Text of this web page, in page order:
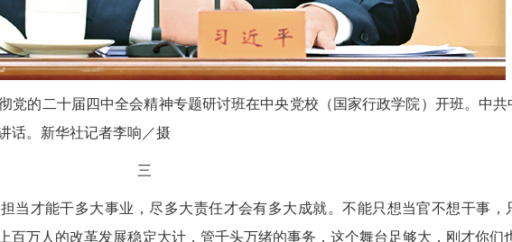
党的二十届四中全会精神专题研讨班在中央党校（国家行政学院）开班。中共
话。新华社记者李响／摄
三
当才能干多大事业，尽多大责任才会有多大成就。不能只想当官不想干事，
百万人的改革发展稳定大计，管千头万绪的事务，这个舞台足够大，刚才你们